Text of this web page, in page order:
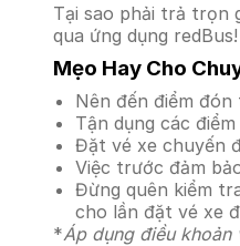
Tại sao phải trả trọn
qua ứng dụng
Mẹo Hay Cho
Nên đến điểm
Tận dụng các
Đặt vé xe chuyến
Việc trước đảm
Đừng quên kiểm
cho lần đặt vé xe
*Áp dụng điều khoản